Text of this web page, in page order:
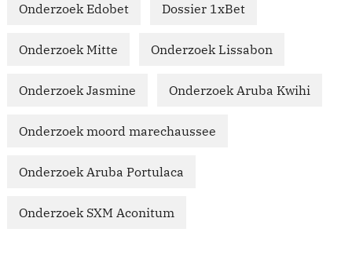
Onderzoek Edobet Dossier 1xBet
Onderzoek Mitte Onderzoek Lissabon
Onderzoek Jasmine Onderzoek Aruba Kwihi
Onderzoek moord marechaussee
Onderzoek Aruba Portulaca
Onderzoek SXM Aconitum